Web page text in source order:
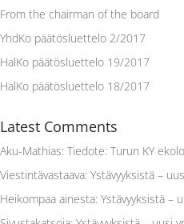
From the chairman of the board
YhdKo päätösluettelo 2/2017
HalKo päätösluettelo 19/2017
HalKo päätösluettelo 18/2017
Latest Comments
Aku-Mathias: Tiedote: Turun KY
Viestintävastaava: Ystävyyksistä –
Heikompaa ainesta: Ystävyyksistä –